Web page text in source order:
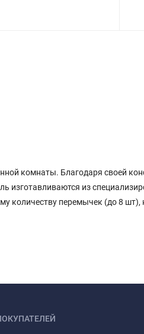
комнаты. Благодаря своей
изготавливаются из
количеству перемычек (до 8